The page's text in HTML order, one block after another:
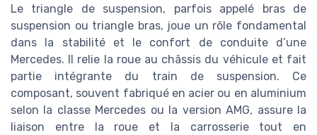
Le triangle de suspension, parfois appelé bras de
suspension ou triangle bras, joue un rôle fondamental
dans la stabilité et le confort de conduite d’une
Mercedes. Il relie la roue au châssis du véhicule et fait
partie intégrante du train de suspension. Ce
composant, souvent fabriqué en acier ou en aluminium
selon la classe Mercedes ou la version AMG, assure la
liaison entre la roue et la carrosserie tout en